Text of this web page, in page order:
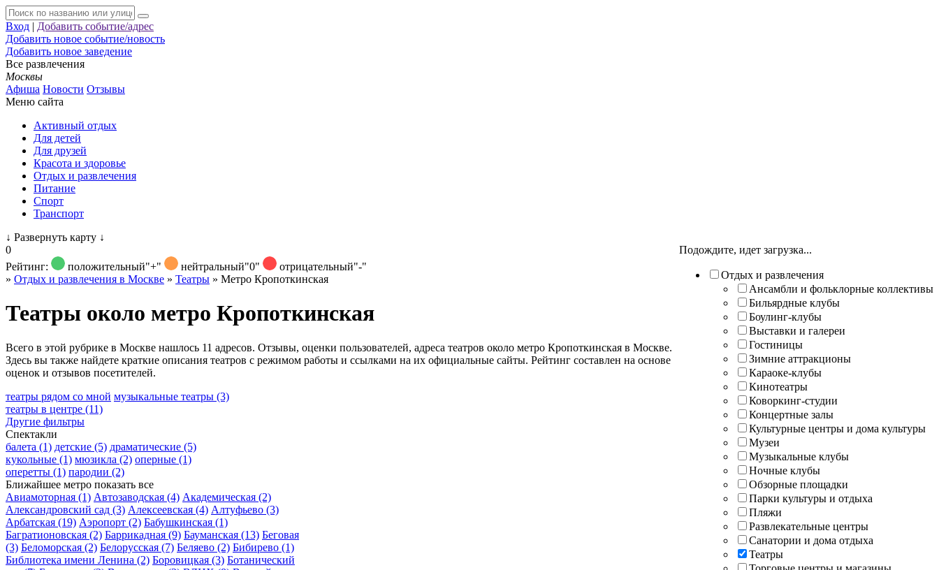
Вход | Добавить событие/адрес
Добавить новое событие/новость
Добавить новое заведение
Все развлечения
Москвы
Афиша Новости Отзывы
Меню сайта
Активный отдых
Для детей
Для друзей
Красота и здоровье
Отдых и развлечения
Питание
Спорт
Транспорт
↓ Развернуть карту ↓
Подождите, идет загрузка...
Отдых и развлечения
Ансамбли и фольклорные коллективы
Бильярдные клубы
Боулинг-клубы
Выставки и галереи
Гостиницы
Зимние аттракционы
Караоке-клубы
Кинотеатры
Коворкинг-студии
Концертные залы
Культурные центры и дома культуры
Музеи
Музыкальные клубы
Ночные клубы
Обзорные площадки
Парки культуры и отдыха
Пляжи
Развлекательные центры
Санатории и дома отдыха
Театры
0
Рейтинг:
положительный"+" нейтральный"0" отрицательный"-"
» Отдых и развлечения в Москве » Театры » Метро Кропоткинская
Театры около метро Кропоткинская
Всего в этой рубрике в Москве нашлось 11 адресов. Отзывы, оценки пользователей, адреса театров около метро Кропоткинская в Москве.
Здесь вы также найдете краткие описания театров с режимом работы и ссылками на их официальные сайты. Рейтинг составлен на основе
оценок и отзывов посетителей.
театры рядом со мной музыкальные театры (3)
театры в центре (11)
Другие фильтры
Спектакли
балета (1) детские (5) драматические (5)
кукольные (1) мюзикла (2) оперные (1)
оперетты (1) пародии (2)
Ближайшее метро показать все
Авиамоторная (1) Автозаводская (4) Академическая (2)
Александровский сад (3) Алексеевская (4) Алтуфьево (3)
Арбатская (19) Аэропорт (2) Бабушкинская (1)
Багратионовская (2) Баррикадная (9) Бауманская (13) Беговая
(3) Беломорская (2) Белорусская (7) Беляево (2) Бибирево (1)
Библиотека имени Ленина (2) Боровицкая (3) Ботанический